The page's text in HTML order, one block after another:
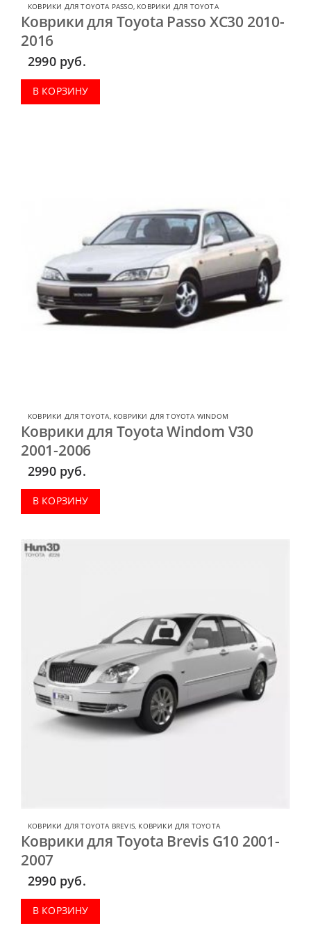
КОВРИКИ ДЛЯ TOYOTA PASSO, КОВРИКИ ДЛЯ TOYOTA
Коврики для Toyota Passo XC30 2010-
2016
2990 руб.
В КОРЗИНУ
КОВРИКИ ДЛЯ TOYOTA, КОВРИКИ ДЛЯ TOYOTA WINDOM
Коврики для Toyota Windom V30
2001-2006
2990 руб.
В КОРЗИНУ
КОВРИКИ ДЛЯ TOYOTA BREVIS, КОВРИКИ ДЛЯ TOYOTA
Коврики для Toyota Brevis G10 2001-
2007
2990 руб.
В КОРЗИНУ